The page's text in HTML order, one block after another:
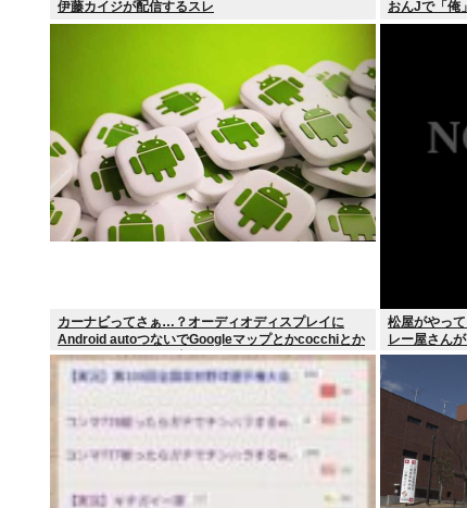
伊藤カイジが配信するスレ おんJで「俺
カーナビってさぁ…？オーディオディスプレイに
Android autoつないでGoogleマップとかcocchiとか
ナビリンクでマジで十分だよな…
松屋がやっ
レー屋さん